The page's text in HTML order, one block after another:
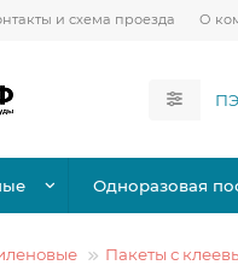
и схема проезда О
Одноразовая
Пакеты с